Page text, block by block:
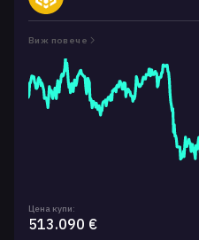
Виж повече
Цена купи:
513.090 €